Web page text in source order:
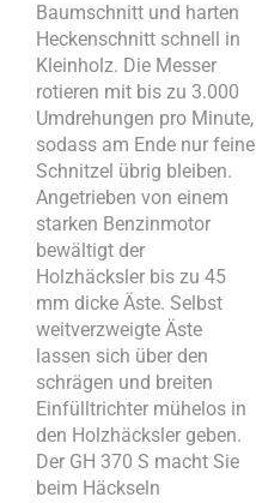
Baumschnitt und harten
Heckenschnitt schnell in
Kleinholz. Die Messer
rotieren mit bis zu 3.000
Umdrehungen pro Minute,
sodass am Ende nur feine
Schnitzel übrig bleiben.
Angetrieben von einem
starken Benzinmotor
bewältigt der
Holzhäcksler bis zu 45
mm dicke Äste. Selbst
weitverzweigte Äste
lassen sich über den
schrägen und breiten
Einfülltrichter mühelos in
den Holzhäcksler geben.
Der GH 370 S macht Sie
beim Häckseln